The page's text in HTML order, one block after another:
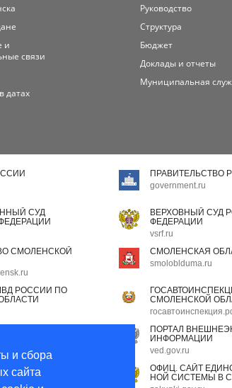
и сбора
сайта
и
связи
датах
Руководство
Структура
Бюджет
Доклады и отчеты
Муниципальная
ПРАВИТЕЛЬСТВО
government.ru
СУД
ВЕРХОВНЫЙ СУД
ФЕДЕРАЦИИ
vsrf.ru
СМОЛЕНСКОЙ
СМОЛЕНСКАЯ
smoloblduma.ru
РОССИИ ПО
СМОЛЕНСКОЙ
ПОРТАЛ
ИНФОРМАЦИИ
ved.gov.ru
ПРИ
РФ
ОФИЦ. САЙТ
НОЙ СИСТЕМЫ В